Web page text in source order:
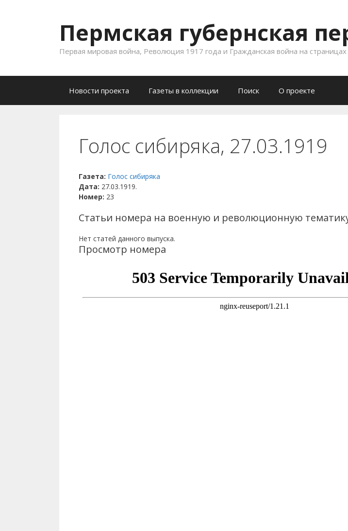
Пермская губернская
Первая мировая война, Революция 1917 года и Гражданская война на страницах
Новости проекта
Газеты в коллекции Поиск О проекте
Голос сибиряка, 27.03.1919
Газета: Голос сибиряка
Дата: 27.03.1919.
Номер: 23
Статьи номера на военную и революционную
Нет статей данного выпуска.
Просмотр номера